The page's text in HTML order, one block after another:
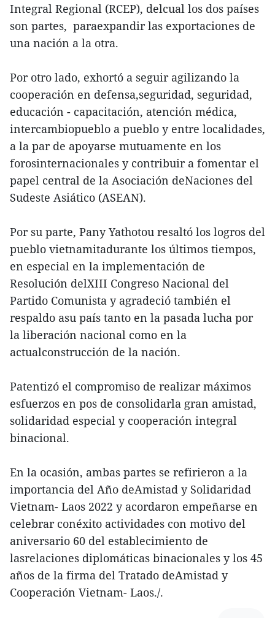
Integral Regional (RCEP), delcual los dos países
son partes, paraexpandir las exportaciones de
una nación a la otra.
Por otro lado, exhortó a seguir agilizando la
cooperación en defensa,seguridad, seguridad,
educación - capacitación, atención médica,
intercambiopueblo a pueblo y entre localidades,
a la par de apoyarse mutuamente en los
forosinternacionales y contribuir a fomentar el
papel central de la Asociación deNaciones del
Sudeste Asiático (ASEAN).
Por su parte, Pany Yathotou resaltó los logros del
pueblo vietnamitadurante los últimos tiempos,
en especial en la implementación de
Resolución delXIII Congreso Nacional del
Partido Comunista y agradeció también el
respaldo asu país tanto en la pasada lucha por
la liberación nacional como en la
actualconstrucción de la nación.
Patentizó el compromiso de realizar máximos
esfuerzos en pos de consolidarla gran amistad,
solidaridad especial y cooperación integral
binacional.
En la ocasión, ambas partes se refirieron a la
importancia del Año deAmistad y Solidaridad
Vietnam- Laos 2022 y acordaron empeñarse en
celebrar conéxito actividades con motivo del
aniversario 60 del establecimiento de
lasrelaciones diplomáticas binacionales y los 45
años de la firma del Tratado deAmistad y
Cooperación Vietnam- Laos./.